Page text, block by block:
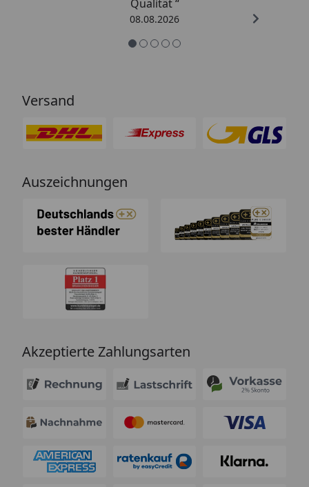
Qualität “
08.08.2026
Versand
Auszeichnungen
Akzeptierte Zahlungsarten